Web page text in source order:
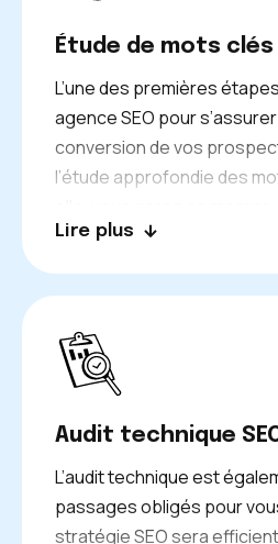
Étude de mots clés
L’une des premières
agence SEO pour
conversion de vos
l’étude approfondie des
manière précise et efficace
pertinents pour le secteur
tels que le volume du trafic
mots-clés ou leur difficulté,
la manière la plus
elle sera première dans
Internet concernant son
Lire plus
Audit technique
L’audit technique est
passages obligés pour
stratégie SEO sera